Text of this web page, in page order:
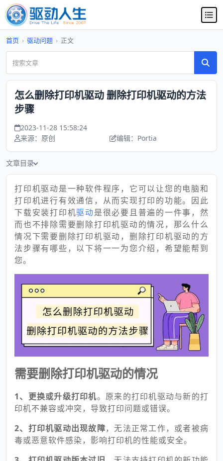
首页 › 驱动问题 › 正文
怎么删除打印机驱动 删除打印机驱动的方法
步骤
2023-11-28 15:58:24
来源：原创
编辑：Portia
文章目录
打印机驱动是一种软件程序，它可以让您的电脑和
打印机进行有效通信，从而实现打印的功能。因此
下载安装打印机驱动是很必要且普遍的一件事，然
而也不排除需要删除打印机驱动的情况，那么什么
情况下需要删除打印机驱动，删除打印机驱动的方
法步骤有哪些，以下将一一为您介绍，希望能帮到
您。
需要删除打印机驱动的情况
1、更换或升级打印机。原来的打印机驱动与新的打
印机不兼容或冲突，导致打印问题或错误。
2、打印机驱动出现故障，无法正常工作，或者被病
毒或恶意软件感染，影响打印机的性能或安全。